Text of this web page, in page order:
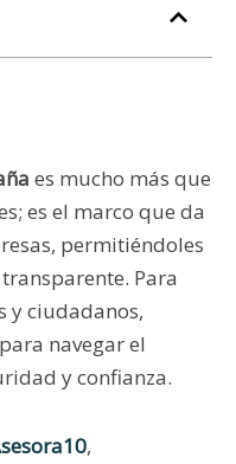
es mucho más que
es el marco que da
permitiéndoles
Para
y ciudadanos,
navegar el
y confianza.
,